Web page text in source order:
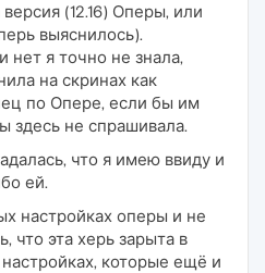
(12.16) Оперы, или
выяснилось).
нет я точно не знала,
на скринах как
по Опере, если бы им
здесь не спрашивала.
что я имею ввиду и
ей.
настройках оперы и не
что эта херь зарыта в
которые ещё и